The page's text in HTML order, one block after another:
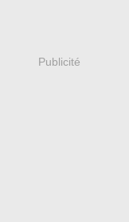
Publicité